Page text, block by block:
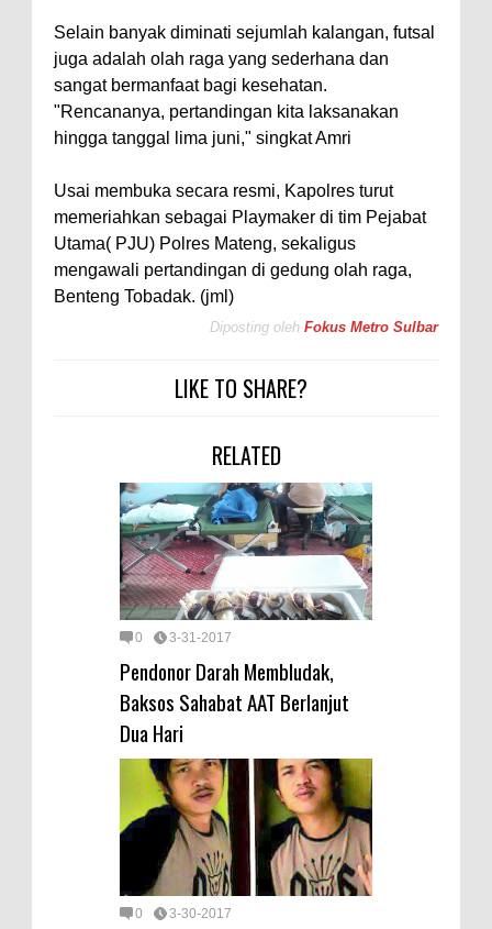
Selain banyak diminati sejumlah kalangan, futsal
juga adalah olah raga yang sederhana dan
sangat bermanfaat bagi kesehatan.
"Rencananya, pertandingan kita laksanakan
hingga tanggal lima juni," singkat Amri
Usai membuka secara resmi, Kapolres turut
memeriahkan sebagai Playmaker di tim Pejabat
Utama( PJU) Polres Mateng, sekaligus
mengawali pertandingan di gedung olah raga,
Benteng Tobadak. (jml)
Diposting oleh Fokus Metro Sulbar
LIKE TO SHARE?
RELATED
0 3-31-2017
Pendonor Darah Membludak,
Baksos Sahabat AAT Berlanjut
Dua Hari
0 3-30-2017